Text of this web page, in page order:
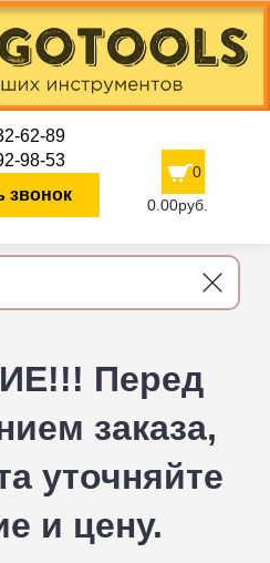
62-89
98-53
звонок
0
0.00руб.
Перед
заказа,
уточняйте
и цену.